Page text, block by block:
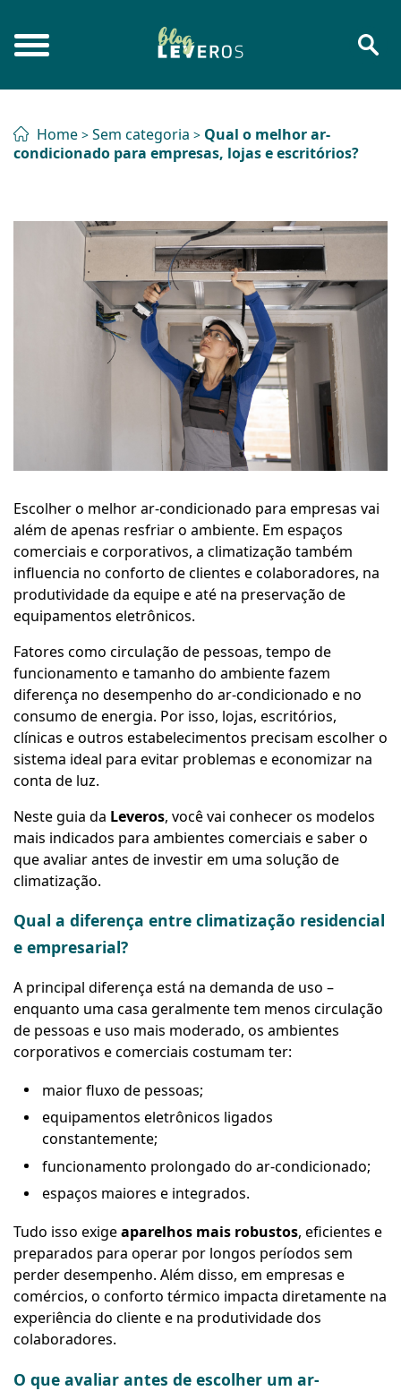
Home > Sem categoria > Qual o melhor ar-
condicionado para empresas, lojas e escritórios?
Escolher o melhor ar-condicionado para empresas vai
além de apenas resfriar o ambiente. Em espaços
comerciais e corporativos, a climatização também
influencia no conforto de clientes e colaboradores, na
produtividade da equipe e até na preservação de
equipamentos eletrônicos.
Fatores como circulação de pessoas, tempo de
funcionamento e tamanho do ambiente fazem
diferença no desempenho do ar-condicionado e no
consumo de energia. Por isso, lojas, escritórios,
clínicas e outros estabelecimentos precisam escolher o
sistema ideal para evitar problemas e economizar na
conta de luz.
Neste guia da Leveros, você vai conhecer os modelos
mais indicados para ambientes comerciais e saber o
que avaliar antes de investir em uma solução de
climatização.
Qual a diferença entre climatização residencial
e empresarial?
A principal diferença está na demanda de uso –
enquanto uma casa geralmente tem menos circulação
de pessoas e uso mais moderado, os ambientes
corporativos e comerciais costumam ter:
maior fluxo de pessoas;
equipamentos eletrônicos ligados
constantemente;
funcionamento prolongado do ar-condicionado;
espaços maiores e integrados.
Tudo isso exigeaparelhos mais robustos, eficientes e
preparados para operar por longos períodos sem
perder desempenho. Além disso, em empresas e
comércios, o conforto térmico impacta diretamente na
experiência do cliente e na produtividade dos
colaboradores.
O que avaliar antes de escolher um ar-